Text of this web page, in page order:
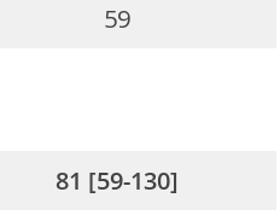
59
81 [59-130]